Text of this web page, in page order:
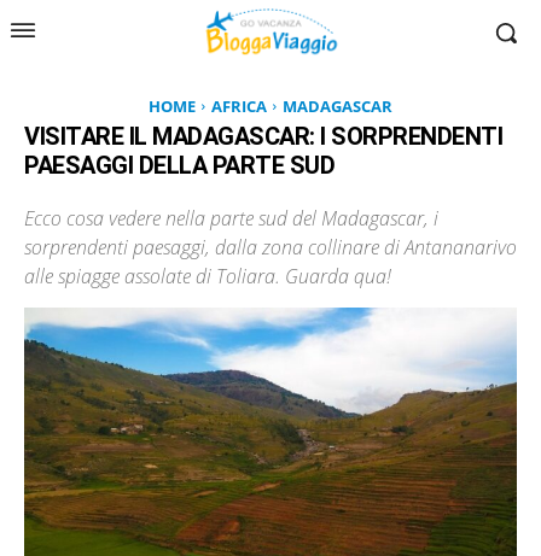
HOME AFRICA MADAGASCAR
VISITARE IL MADAGASCAR: I SORPRENDENTI
PAESAGGI DELLA PARTE SUD
Ecco cosa vedere nella parte sud del Madagascar, i
sorprendenti paesaggi, dalla zona collinare di Antananarivo
alle spiagge assolate di Toliara. Guarda qua!